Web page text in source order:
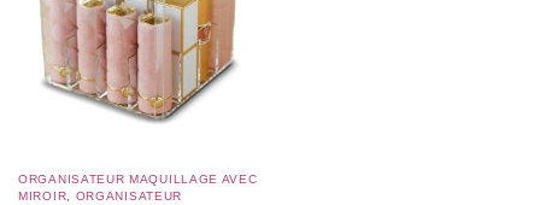
ORGANISATEUR MAQUILLAGE AVEC
MIROIR
ORGANISATEUR